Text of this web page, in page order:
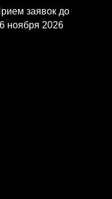
заявок до
6 ноября 2026